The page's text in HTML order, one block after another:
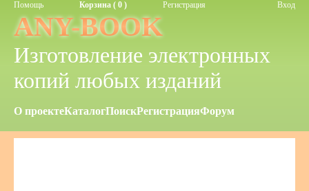
Помощь Корзина ( 0 ) Регистрация Вход
ANY-BOOK
Изготовление электронных
копий любых изданий
О проектеКаталогПоискРегистрацияФорум